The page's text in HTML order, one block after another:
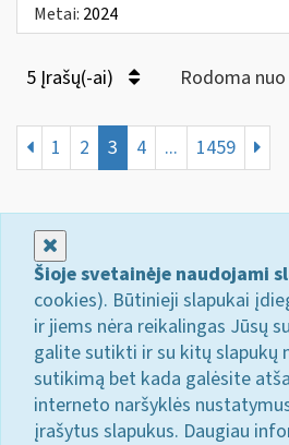
Metai: 2024
5 Įrašų(-ai) Rodoma
1 2 3 4 ... 1459
Šioje svetainėje naudojami
cookies). Būtinieji slapukai
ir jiems nėra reikalingas Jūsų
galite sutikti ir su kitų slapukų
sutikimą bet kada galėsite
interneto naršyklės
įrašytus slapukus. Daugiau